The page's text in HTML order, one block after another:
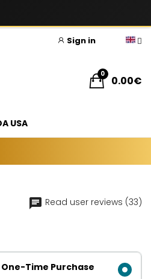
Sign in
0.00€
0
USA
Read user reviews (33)
One-Time Purchase